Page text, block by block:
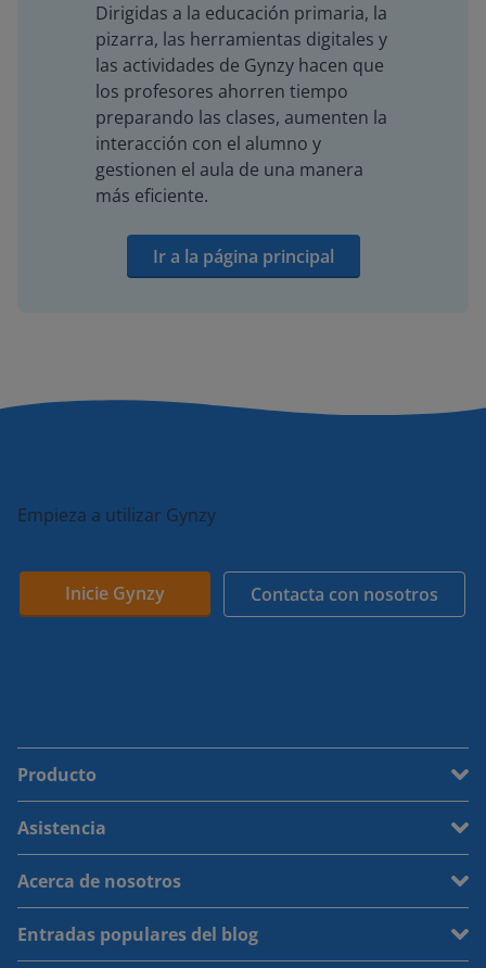
Dirigidas a la educación primaria, la
pizarra, las herramientas digitales y
las actividades de Gynzy hacen que
los profesores ahorren tiempo
preparando las clases, aumenten la
interacción con el alumno y
gestionen el aula de una manera
más eficiente.
Ir a la página principal
Empieza a utilizar Gynzy
Inicie Gynzy Contacta con nosotros
Producto
Asistencia
Acerca de nosotros
Entradas populares del blog